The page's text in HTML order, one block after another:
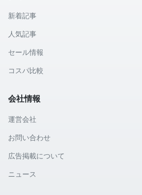
新着記事
人気記事
セール情報
コスパ比較
会社情報
運営会社
お問い合わせ
広告掲載について
ニュース